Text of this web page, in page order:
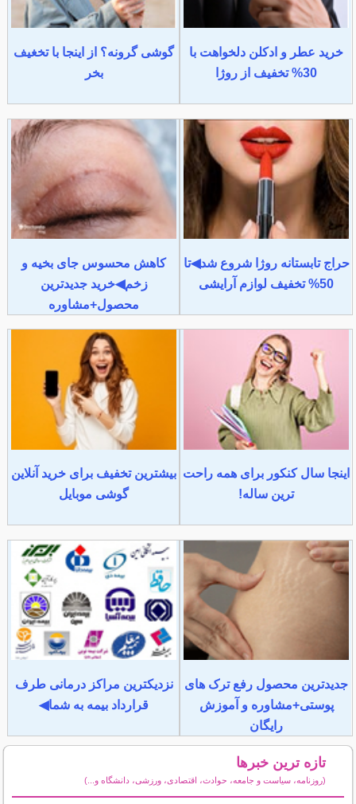
خرید عطر و ادکلن دلخواهت با
30% تخفیف از روژا
گوشی گرونه؟ از اینجا با تخغیف
بخر
حراج تابستانه روژا شروع شد◀تا
50% تخفیف لوازم آرایشی
کاهش محسوس جای بخیه و
زخم◀خرید جدیدترین
محصول+مشاوره
اینجا سال کنکور برای همه راحت
ترین ساله!
بیشترین تخفیف برای خرید آنلاین
گوشی موبایل
جدیدترین محصول رفع ترک های
پوستی+مشاوره و آموزش
رایگان
نزدیکترین مراکز درمانی طرف
قرارداد بیمه به شما◀
تازه ترین خبرها
(روزنامه، سیاست و جامعه، حوادث، اقتصادی، ورزشی، دانشگاه و...)